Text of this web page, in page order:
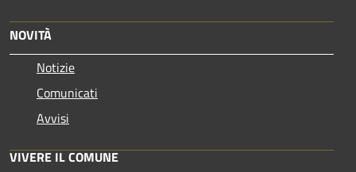
NOVITÀ
Notizie
Comunicati
Avvisi
VIVERE IL COMUNE